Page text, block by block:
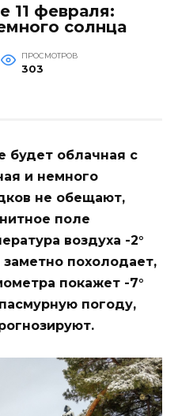
11 февраля:
солнца
ПРОСМОТРОВ
303
будет облачная с
и немного
не обещают,
поле
воздуха -2°
похолодает,
покажет -7°
погоду,